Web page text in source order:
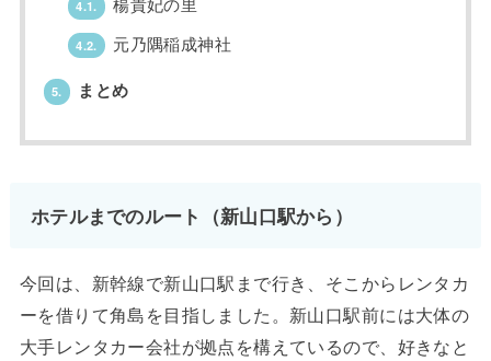
4.1.
4.2. 元乃隅稲成神社
5. まとめ
ホテルまでのルート（新山口駅から）
今回は、新幹線で新山口駅まで行き、そこからレンタカ
ーを借りて角島を目指しました。新山口駅前には大体の
大手レンタカー会社が拠点を構えているので、好きなと